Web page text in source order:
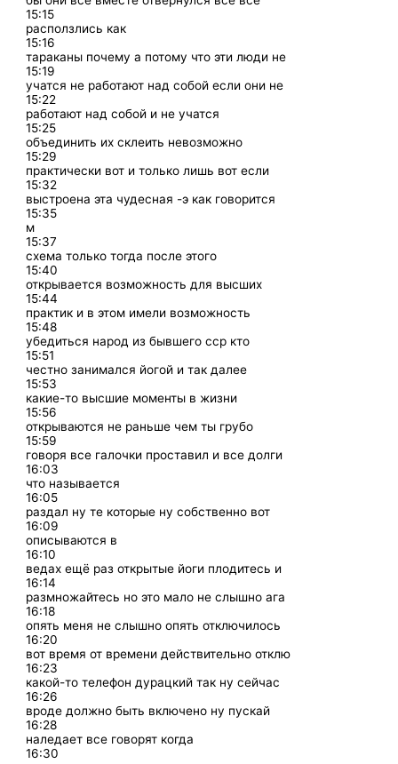
15:15
расползлись как
15:16
тараканы почему а потому что эти люди не
15:19
учатся не работают над собой если они не
15:22
работают над собой и не учатся
15:25
объединить их склеить невозможно
15:29
практически вот и только лишь вот если
15:32
выстроена эта чудесная -э как говорится
15:35
м
15:37
схема только тогда после этого
15:40
открывается возможность для высших
15:44
практик и в этом имели возможность
15:48
убедиться народ из бывшего сср кто
15:51
честно занимался йогой и так далее
15:53
какие-то высшие моменты в жизни
15:56
открываются не раньше чем ты грубо
15:59
говоря все галочки проставил и все долги
16:03
что называется
16:05
раздал ну те которые ну собственно вот
16:09
описываются в
16:10
ведах ещё раз открытые йоги плодитесь и
16:14
размножайтесь но это мало не слышно ага
16:18
опять меня не слышно опять отключилось
16:20
вот время от времени действительно отклю
16:23
какой-то телефон дурацкий так ну сейчас
16:26
вроде должно быть включено ну пускай
16:28
наледает все говорят когда
16:30